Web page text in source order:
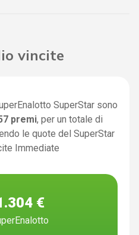
vincite
SuperStar sono
premi, per un totale di
le quote del SuperStar
Immediate
€